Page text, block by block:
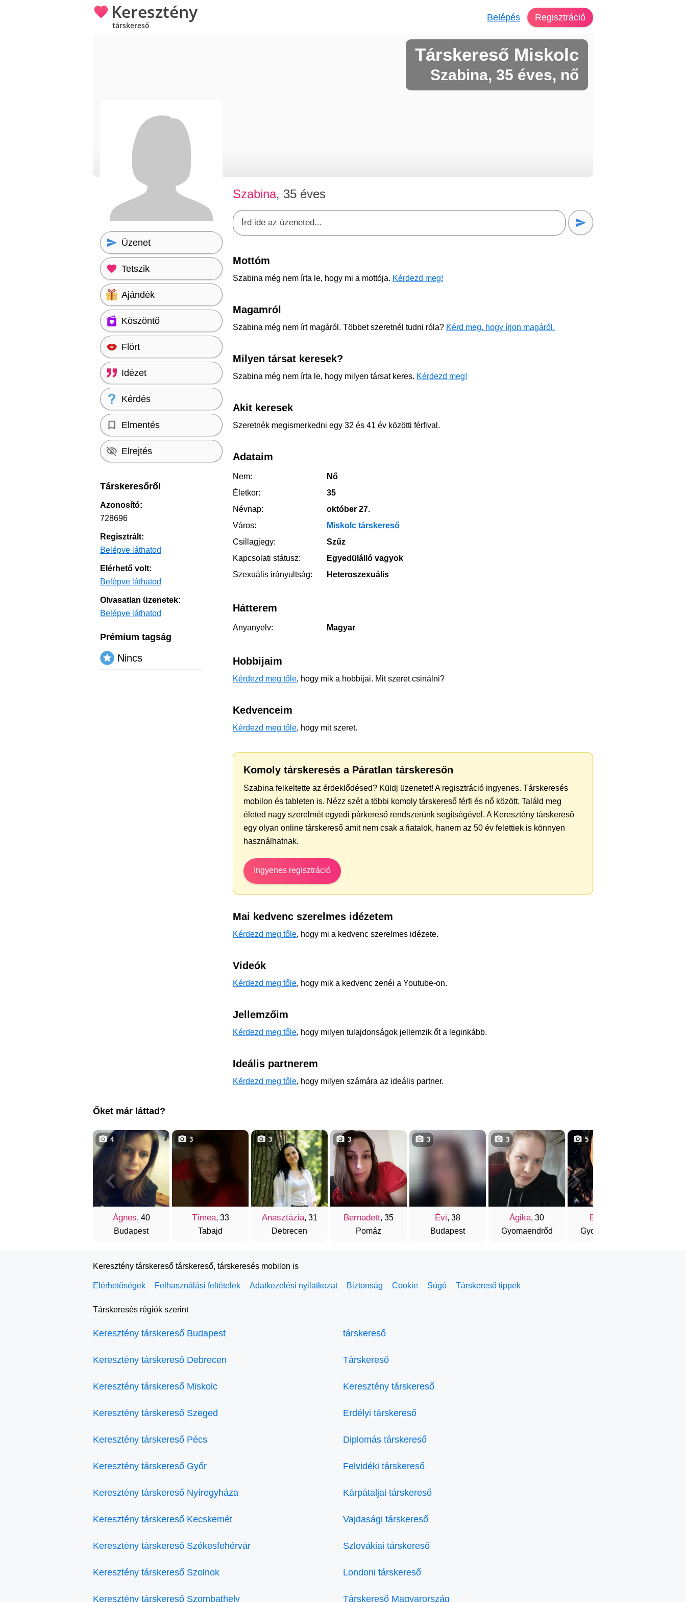
Keresztény
társkereső
Belépés Regisztráció
Társkereső Miskolc
Szabina, 35 éves, nő
Szabina, 35 éves
Mottóm
Szabina még nem írta le, hogy mi a mottója. Kérdezd meg!
Magamról
Szabina még nem írt magáról. Többet szeretnél tudni róla? Kérd meg, hogy írjon magáról.
Milyen társat keresek?
Szabina még nem írta le, hogy milyen társat keres. Kérdezd meg!
Akit keresek
Szeretnék megismerkedni egy 32 és 41 év közötti férfival.
Adataim
Nem:
Nő
Életkor:
35
Névnap:
október 27.
Város:
Miskolc társkereső
Csillagjegy:
Szűz
Kapcsolati státusz:
Egyedülálló vagyok
Szexuális irányultság:
Heteroszexuális
Hátterem
Anyanyelv: Magyar
Hobbijaim
Kérdezd meg tőle, hogy mik a hobbijai. Mit szeret csinálni?
Kedvenceim
Kérdezd meg tőle, hogy mit szeret.
Komoly társkeresés a Páratlan társkeresőn
Szabina felkeltette az érdeklődésed? Küldj üzenetet! A regisztráció ingyenes. Társkeresés
mobilon és tableten is. Nézz szét a többi komoly társkereső férfi és nő között. Találd meg
életed nagy szerelmét egyedi párkereső rendszerünk segítségével. A Keresztény társkereső
egy olyan online társkereső amit nem csak a fiatalok, hanem az 50 év felettiek is könnyen
használhatnak.
Ingyenes regisztráció
Mai kedvenc szerelmes idézetem
Kérdezd meg tőle, hogy mi a kedvenc szerelmes idézete.
Videók
Kérdezd meg tőle, hogy mik a kedvenc zenéi a Youtube-on.
Jellemzőim
Kérdezd meg tőle, hogy milyen tulajdonságok jellemzik őt a leginkább.
Ideális partnerem
Kérdezd meg tőle, hogy milyen számára az ideális partner.
Üzenet
Tetszik
Ajándék
Köszöntő
Flört
Idézet
Kérdés
Elmentés
Elrejtés
Társkeresőről
Azonosító:
728696
Regisztrált:
Belépve láthatod
Elérhető volt:
Belépve láthatod
Olvasatlan üzenetek:
Belépve láthatod
Prémium tagság
Nincs
Őket már láttad?
Ágnes, 40
Budapest
4
Tímea, 33
Tabajd
3
Anasztázia, 31
Debrecen
3
Bernadett, 35
Pomáz
3
Évi, 38
Budapest
3
Ágika, 30
Gyomaendrőd
3
Beus
Gyomaendrőd
5
Keresztény társkereső társkereső, társkeresés mobilon is
Elérhetőségek Felhasználási feltételek Adatkezelési nyilatkozat Biztonság Cookie Súgó Társkereső tippek
Társkeresés régiók szerint
Keresztény társkereső Budapest
Keresztény társkereső Debrecen
Keresztény társkereső Miskolc
Keresztény társkereső Szeged
Keresztény társkereső Pécs
Keresztény társkereső Győr
Keresztény társkereső Nyíregyháza
Keresztény társkereső Kecskemét
Keresztény társkereső Székesfehérvár
Keresztény társkereső Szolnok
Keresztény társkereső Szombathely
társkereső
Társkereső
Keresztény társkereső
Erdélyi társkereső
Diplomás társkereső
Felvidéki társkereső
Kárpátaljai társkereső
Vajdasági társkereső
Szlovákiai társkereső
Londoni társkereső
Társkereső Magyarország